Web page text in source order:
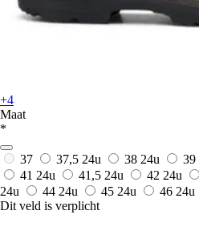
+4
Maat
*
37 37,5 24u 38 24u 39
41 24u 41,5 24u 42 24u
24u
44 24u 45 24u 46 24u
Dit veld is verplicht